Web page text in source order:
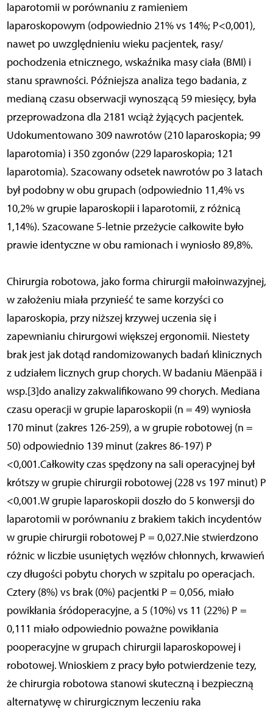
laparotomii w porównaniu z ramieniem
laparoskopowym (odpowiednio 21% vs 14%; P<0,001),
nawet po uwzględnieniu wieku pacjentek, rasy/
pochodzenia etnicznego, wskaźnika masy ciała (BMI) i
stanu sprawności. Późniejsza analiza tego badania, z
medianą czasu obserwacji wynoszącą 59 miesięcy, była
przeprowadzona dla 2181 wciąż żyjących pacjentek.
Udokumentowano 309 nawrotów (210 laparoskopia; 99
laparotomia) i 350 zgonów (229 laparoskopia; 121
laparotomia). Szacowany odsetek nawrotów po 3 latach
był podobny w obu grupach (odpowiednio 11,4% vs
10,2% w grupie laparoskopii i laparotomii, z różnicą
1,14%). Szacowane 5-letnie przeżycie całkowite było
prawie identyczne w obu ramionach i wyniosło 89,8%.
Chirurgia robotowa, jako forma chirurgii małoinwazyjnej,
w założeniu miała przynieść te same korzyści co
laparoskopia, przy niższej krzywej uczenia się i
zapewnianiu chirurgowi większej ergonomii. Niestety
brak jest jak dotąd randomizowanych badań klinicznych
z udziałem licznych grup chorych. W badaniu Mäenpää i
wsp.[3]do analizy zakwalifikowano 99 chorych. Mediana
czasu operacji w grupie laparoskopii (n = 49) wyniosła
170 minut (zakres 126-259), a w grupie robotowej (n =
50) odpowiednio 139 minut (zakres 86-197) P
<0,001.Całkowity czas spędzony na sali operacyjnej był
krótszy w grupie chirurgii robotowej (228 vs 197 minut) P
<0,001.W grupie laparoskopii doszło do 5 konwersji do
laparotomii w porównaniu z brakiem takich incydentów
w grupie chirurgii robotowej P = 0,027.Nie stwierdzono
różnic w liczbie usuniętych węzłów chłonnych, krwawień
czy długości pobytu chorych w szpitalu po operacjach.
Cztery (8%) vs brak (0%) pacjentki P = 0,056, miało
powikłania śródoperacyjne, a 5 (10%) vs 11 (22%) P =
0,111 miało odpowiednio poważne powikłania
pooperacyjne w grupach chirurgii laparoskopowej i
robotowej. Wnioskiem z pracy było potwierdzenie tezy,
że chirurgia robotowa stanowi skuteczną i bezpieczną
alternatywę w chirurgicznym leczeniu raka